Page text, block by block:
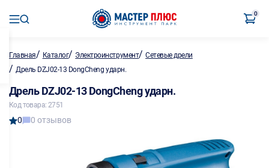
0
Главная/ Каталог/ Электроинструмент/Сетевые дрели
/ Дрель DZJ02-13 DongCheng ударн.
Дрель DZJ02-13 DongCheng ударн.
Код товара: 2751
0 0 отзывов